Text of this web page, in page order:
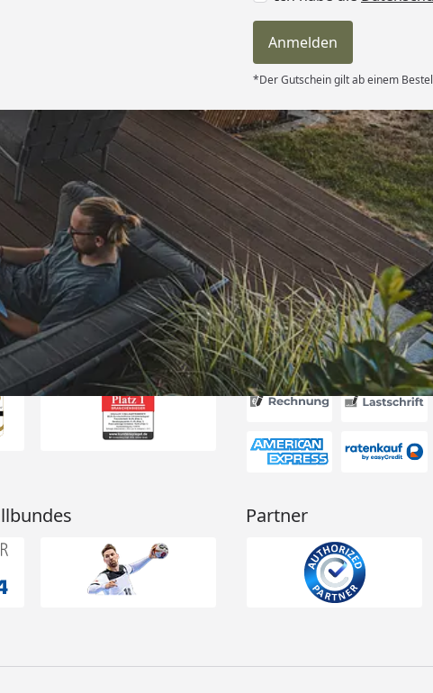
Anmelden
*Der Gutschein gilt ab einem
und schnell
“
Versand
Akzeptierte
Partner